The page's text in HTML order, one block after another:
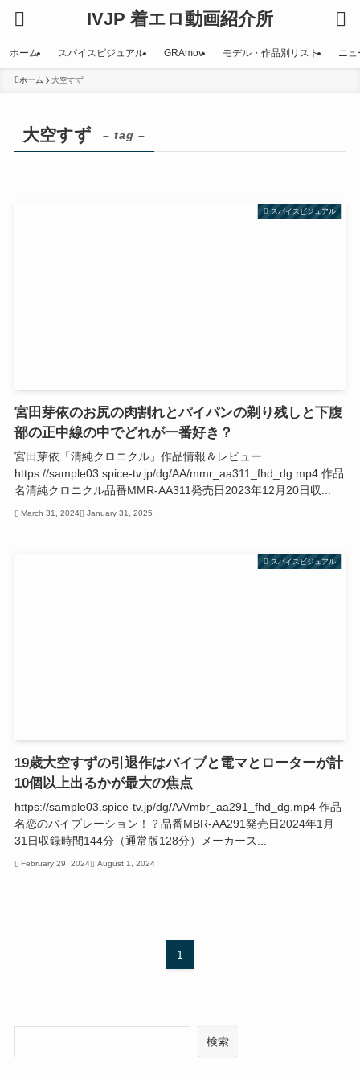
IVJP 着エロ動画紹介所
ホーム スパイスビジュアル GRAmov モデル・作品別リスト ニュ
ホーム 大空すず
大空すず – tag –
スパイスビジュアル
宮田芽依のお尻の肉割れとパイパンの剃り残しと下腹
部の正中線の中でどれが一番好き？
宮田芽依「清純クロニクル」作品情報＆レビュー
https://sample03.spice-tv.jp/dg/AA/mmr_aa311_fhd_dg.mp4 作品
名清純クロニクル品番MMR-AA311発売日2023年12月20日収...
March 31, 2024 January 31, 2025
スパイスビジュアル
19歳大空すずの引退作はバイブと電マとローターが計
10個以上出るかが最大の焦点
https://sample03.spice-tv.jp/dg/AA/mbr_aa291_fhd_dg.mp4 作品
名恋のバイブレーション！？品番MBR-AA291発売日2024年1月
31日収録時間144分（通常版128分）メーカース...
February 29, 2024 August 1, 2024
1
索
検索